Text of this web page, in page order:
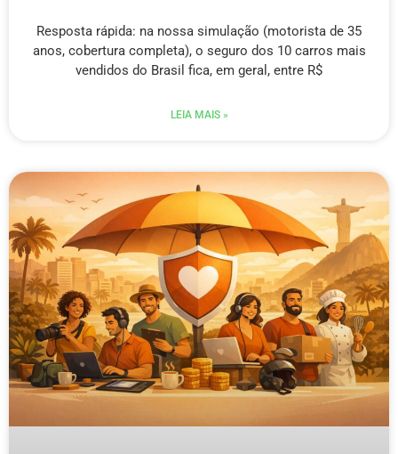
Resposta rápida: na nossa simulação (motorista de 35
anos, cobertura completa), o seguro dos 10 carros mais
vendidos do Brasil fica, em geral, entre R$
LEIA MAIS »